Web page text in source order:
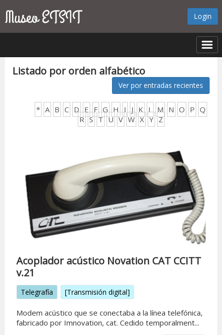
Login
Listado por orden alfabético
Ver por entradas recientes
* A B C D E F G H I J K L M N O P Q
R S T U V W X Y Z
Acoplador acústico Novation CAT CCITT
v.21
Telegrafía [Transmisión digital]
Modem acústico que se conectaba a la línea telefónica,
fabricado por Imnovation, cat. Cedido temporalment...